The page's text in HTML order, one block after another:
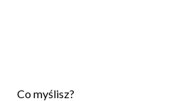
P
Co myślisz?